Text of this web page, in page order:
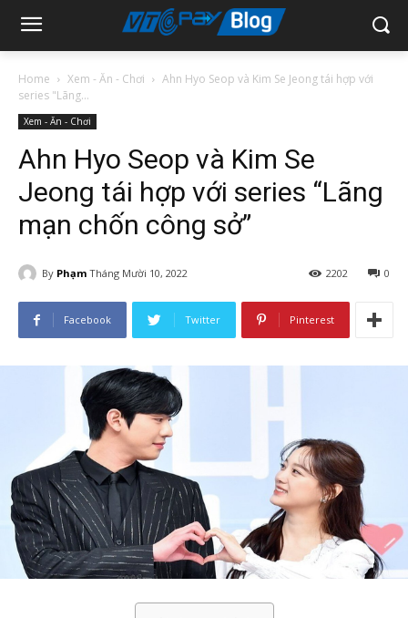
Home Xem - Ăn - Chơi
Ahn Hyo Seop và Kim Se Jeong tái hợp với
series "Lãng...
Xem - Ăn - Chơi
Ahn Hyo Seop và Kim Se
Jeong tái hợp với series “Lãng
mạn chốn công sở”
By Phạm Tháng Mười 10, 2022 0
2202
Facebook Twitter Pinterest